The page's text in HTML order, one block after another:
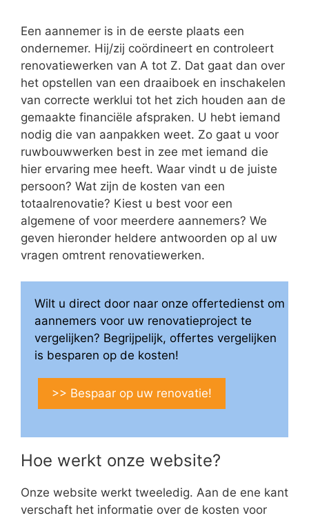
Een aannemer is in de eerste plaats een
ondernemer. Hij/zij coördineert en controleert
renovatiewerken van A tot Z. Dat gaat dan over
het opstellen van een draaiboek en inschakelen
van correcte werklui tot het zich houden aan de
gemaakte financiële afspraken. U hebt iemand
nodig die van aanpakken weet. Zo gaat u voor
ruwbouwwerken best in zee met iemand die
hier ervaring mee heeft. Waar vindt u de juiste
persoon? Wat zijn de kosten van een
totaalrenovatie? Kiest u best voor een
algemene of voor meerdere aannemers? We
geven hieronder heldere antwoorden op al uw
vragen omtrent renovatiewerken.
Wilt u direct door naar onze offertedienst om
aannemers voor uw renovatieproject te
vergelijken? Begrijpelijk, offertes vergelijken
is besparen op de kosten!
>> Bespaar op uw renovatie!
Hoe werkt onze website?
Onze website werkt tweeledig. Aan de ene kant
verschaft het informatie over de kosten voor